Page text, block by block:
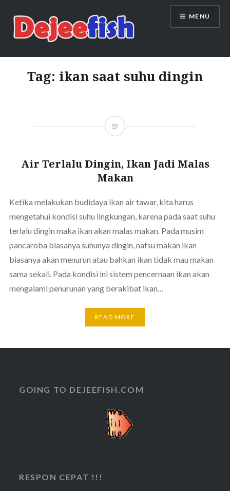
content
DEJEEFISH | PRODUSEN BENIH
IKAN BERKUALITAS INDONESIA
MENU
Tag: ikan saat suhu dingin
Air Terlalu Dingin, Ikan Jadi Malas
Makan
Ketika melakukan budidaya ikan air tawar, kita harus
mengetahui kondisi suhu lingkungan, karena pada saat suhu
terlalu dingin maka ikan akan malas makan. Pada musim
pancaroba biasanya suhunya dingin, nafsu makan ikan
biasanya akan menurun atau bahkan ikan tidak mau makan
sama sekali. Pada kondisi ini sistem pencernaan ikan akan
mengalami penurunan yang berakibat ikan…
READ MORE
GOING TO DEJEEFISH.COM
RESPON CEPAT !!!